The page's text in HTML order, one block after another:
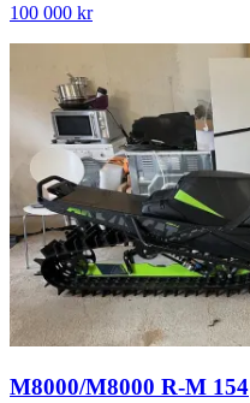
100 000 kr
M8000/M8000 R-M 154